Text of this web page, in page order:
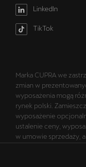
LinkedIn
TikTok
Marka CUPRA we
zmian w
wyposażenia mogą
rynek polski.
wyposażenie
ustalenie ceny,
w umowie sprzedaży,
sobie prawo do zmian